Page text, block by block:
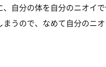
、自分の体を自分のニオイ
まうので、なめて自分のニ